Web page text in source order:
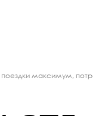
максимум,